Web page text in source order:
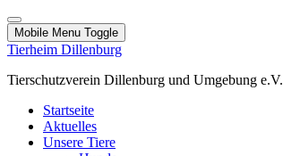
Mobile Menu Toggle
Tierheim Dillenburg
Tierschutzverein Dillenburg und Umgebung e.V.
Startseite
Aktuelles
Unsere Tiere